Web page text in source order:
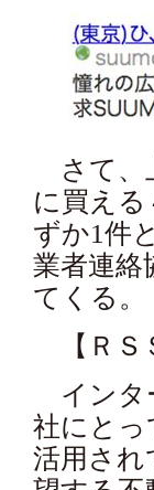
さて、
に買え
ずか1件
業者連絡
てくる。
【ＲＳ
インタ
社にとっ
活用され